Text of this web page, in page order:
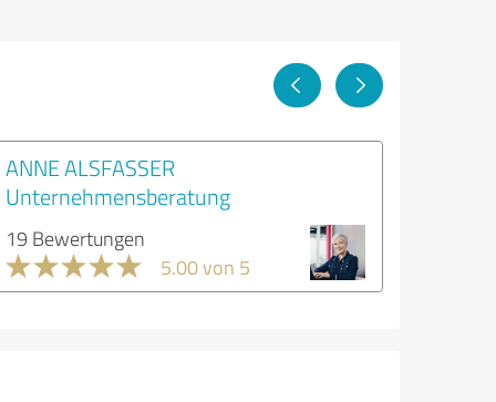
ANNE ALSFASSER
Unternehmensberatung
19 Bewertungen
5.00 von 5